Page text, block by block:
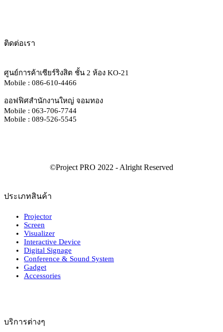
ติดต่อเรา
ศูนย์การค้าเซียร์ริงสิต ชั้น 2 ห้อง KO-21
Mobile : 086-610-4466
ออฟฟิศสำนักงานใหญ่ จอมทอง
Mobile : 063-706-7744
Mobile : 089-526-5545
ประเภทสินค้า
Projector
Screen
Visualizer
Interactive Device
Digital Signage
Conference & Sound System
Gadget
Accessories
บริการต่างๆ